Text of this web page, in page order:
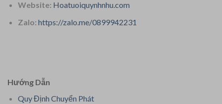
Website: Hoatuoiquynhnhu.com
Zalo: https://zalo.me/0899942231
Hướng Dẫn
Quy Định Chuyển Phát